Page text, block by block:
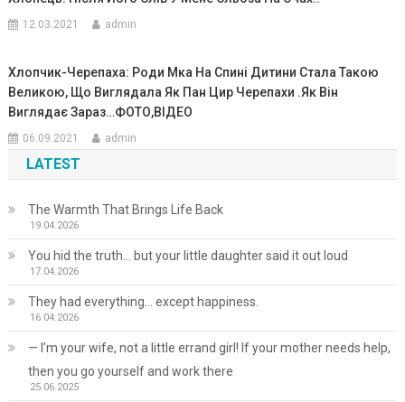
12.03.2021 admin
Хлопчик-Черепаха: Роди Мка На Спині Дитини Стала Такою
Великою, Що Виглядала Як Пан Цир Черепахи .Як Він
Виглядає Зараз…ФОТО,ВIДЕО
06.09.2021 admin
LATEST
The Warmth That Brings Life Back
19.04.2026
You hid the truth… but your little daughter said it out loud
17.04.2026
They had everything… except happiness.
16.04.2026
— I’m your wife, not a little errand girl! If your mother needs help,
then you go yourself and work there
25.06.2025